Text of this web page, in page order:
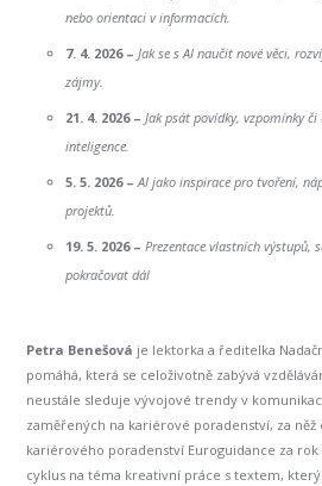
nebo orientaci v informacích.
7. 4. 2026 –Jak se s AI naučit nové věci,
zájmy.
21. 4. 2026 –Jak psát povídky, vzpomínky
inteligence.
5. 5. 2026 –AI jako inspirace pro tvoření,
projektů.
19. 5. 2026 –Prezentace vlastních výstupů,
pokračovat dál
Petra Benešová je lektorka a ředitelka
pomáhá, která se celoživotně zabývá
neustále sleduje vývojové trendy v
zaměřených na kariérové poradenství, za
kariérového poradenství Euroguidance za
cyklus na téma kreativní práce s textem,